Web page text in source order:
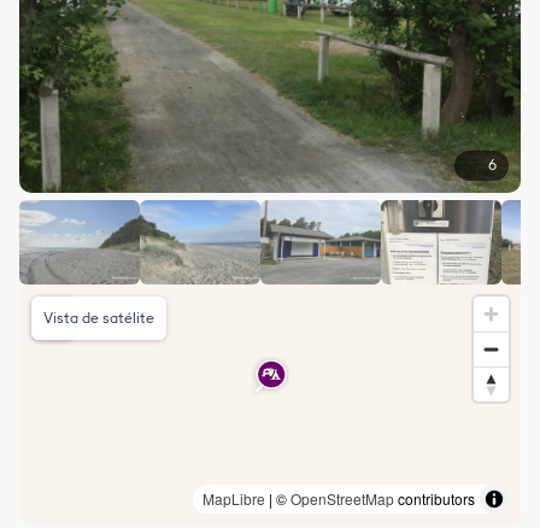
6
MapLibre | ©OpenStreetMapcontributors
Vista de satélite